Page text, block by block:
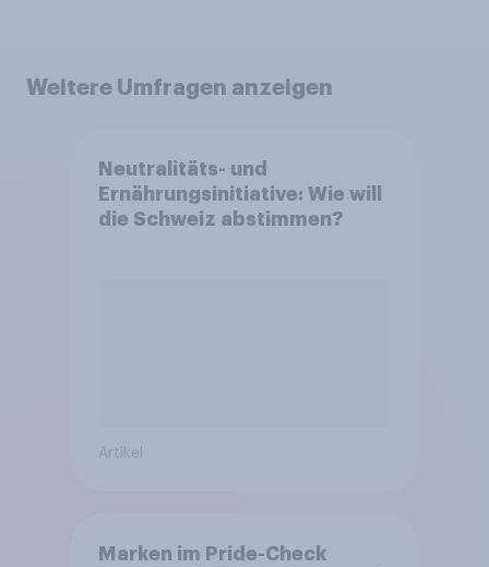
Weitere Umfragen anzeigen
Neutralitäts- und
Ernährungsinitiative: Wie will
die Schweiz abstimmen?
Artikel
Marken im Pride-Check